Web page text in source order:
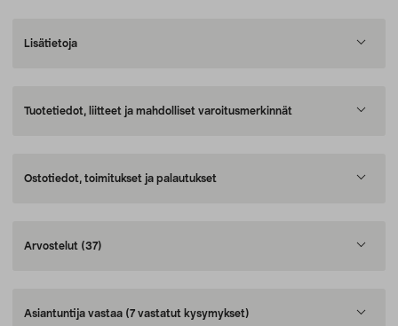
Lisätietoja
Tuotetiedot, liitteet ja mahdolliset varoitusmerkinnät
Ostotiedot, toimitukset ja palautukset
Arvostelut (37)
Asiantuntija vastaa (7 vastatut kysymykset)